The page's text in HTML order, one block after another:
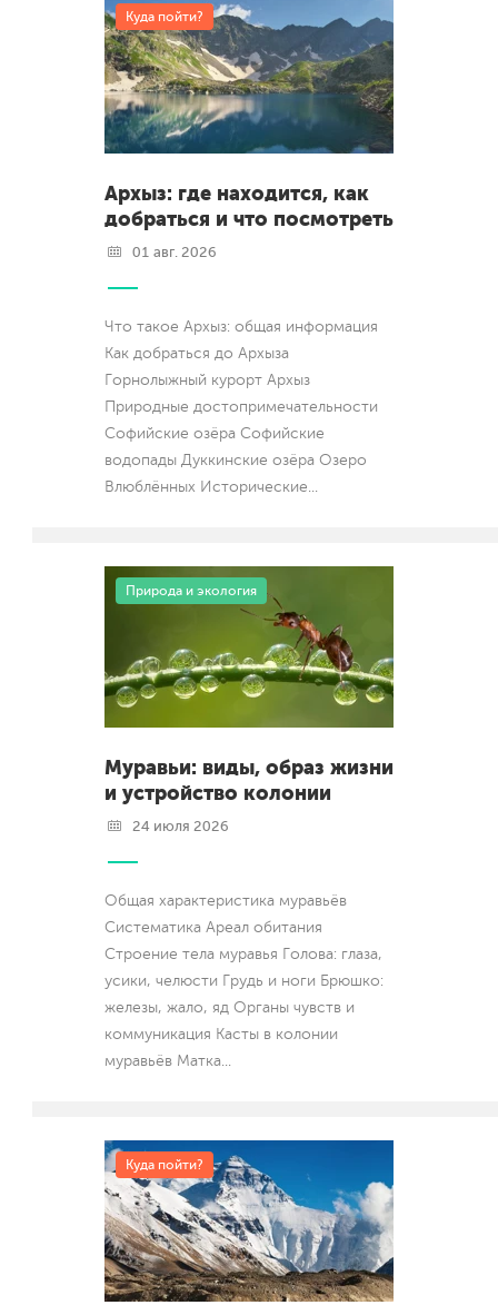
Куда пойти?
Архыз: где находится, как
добраться и что посмотреть
01 авг. 2026
Что такое Архыз: общая информация
Как добраться до Архыза
Горнолыжный курорт Архыз
Природные достопримечательности
Софийские озёра Софийские
водопады Дуккинские озёра Озеро
Влюблённых Исторические
Природа и экология
Муравьи: виды, образ жизни
и устройство колонии
24 июля 2026
Общая характеристика муравьёв
Систематика Ареал обитания
Строение тела муравья Голова: глаза,
усики, челюсти Грудь и ноги Брюшко:
железы, жало, яд Органы чувств и
коммуникация Касты в колонии
муравьёв Матка
Куда пойти?